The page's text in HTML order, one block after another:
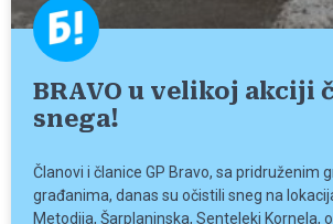
BRAVO u velikoj akciji
snega!
Članovi i članice GP Bravo, sa pridruženim
građanima, danas su očistili sneg na
Metodija, Šarplaninska, Senteleki Kornela,